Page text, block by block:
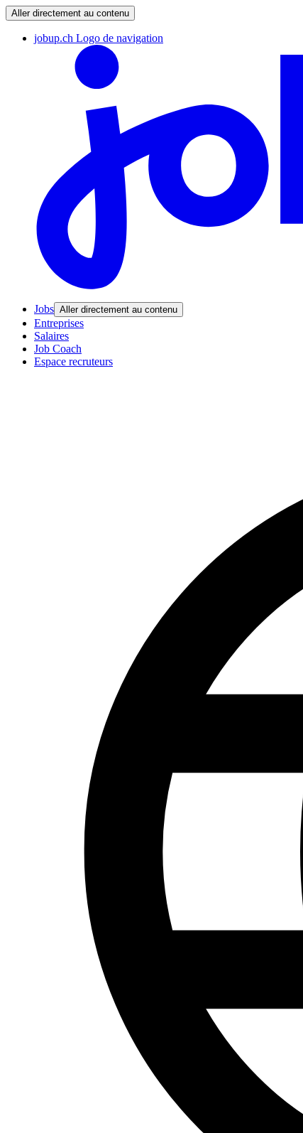
Aller directement au contenu
jobup.ch Logo de navigation
Jobs Aller directement au contenu
Entreprises
Salaires
Job Coach
Espace recruteurs